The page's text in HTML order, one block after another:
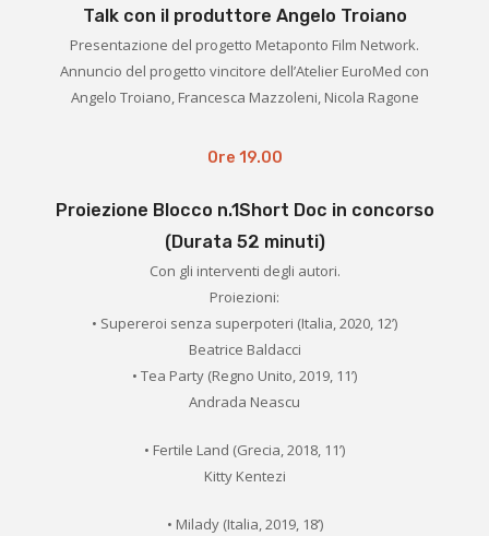
Talk con il produttore Angelo Troiano
Presentazione del progetto Metaponto Film Network.
Annuncio del progetto vincitore dell’Atelier EuroMed con
Angelo Troiano, Francesca Mazzoleni, Nicola Ragone
Ore 19.00
Proiezione Blocco n.1Short Doc in concorso
(Durata 52 minuti)
Con gli interventi degli autori.
Proiezioni:
• Supereroi senza superpoteri (Italia, 2020, 12’)
Beatrice Baldacci
• Tea Party (Regno Unito, 2019, 11’)
Andrada Neascu
• Fertile Land (Grecia, 2018, 11’)
Kitty Kentezi
• Milady (Italia, 2019, 18’)